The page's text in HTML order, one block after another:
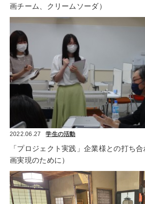
画チーム、クリームソーダ）
2022.06.27 学生の活動
「プロジェクト実践」企業様との打ち
画実現のために）